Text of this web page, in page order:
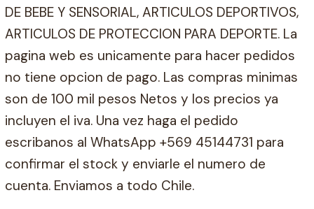
DE BEBE Y SENSORIAL, ARTICULOS DEPORTIVOS,
ARTICULOS DE PROTECCION PARA DEPORTE. La
pagina web es unicamente para hacer pedidos
no tiene opcion de pago. Las compras minimas
son de 100 mil pesos Netos y los precios ya
incluyen el iva. Una vez haga el pedido
escribanos al WhatsApp +569 45144731 para
confirmar el stock y enviarle el numero de
cuenta. Enviamos a todo Chile.